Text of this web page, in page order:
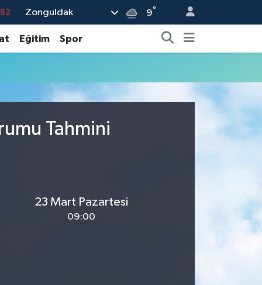
Zonguldak 9°
Eğitim Spor
Tahmini
23 Mart Pazartesi
09:00